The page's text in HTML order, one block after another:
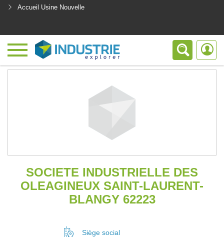
Accueil Usine Nouvelle
SOCIETE INDUSTRIELLE DES
OLEAGINEUX SAINT-LAURENT-
BLANGY 62223
Siège social